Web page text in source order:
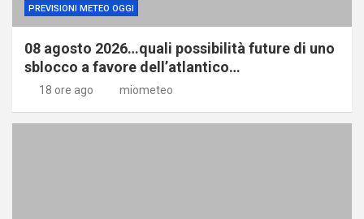
PREVISIONI METEO OGGI
08 agosto 2026…quali possibilità future di uno
sblocco a favore dell’atlantico…
18 ore ago miometeo